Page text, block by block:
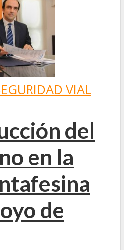
VIAL
del
en la
de